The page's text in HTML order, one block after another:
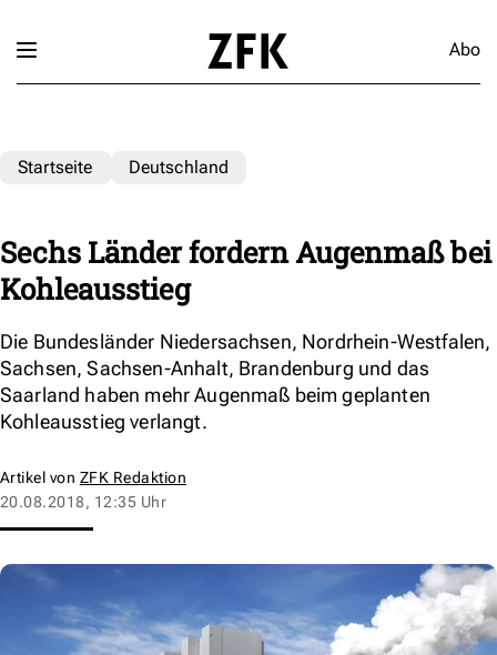
Abo
Startseite Deutschland
Sechs Länder fordern Augenmaß bei
Kohleausstieg
Die Bundesländer Niedersachsen, Nordrhein-Westfalen,
Sachsen, Sachsen-Anhalt, Brandenburg und das
Saarland haben mehr Augenmaß beim geplanten
Kohleausstieg verlangt.
Artikel von ZFK Redaktion
20.08.2018, 12:35 Uhr